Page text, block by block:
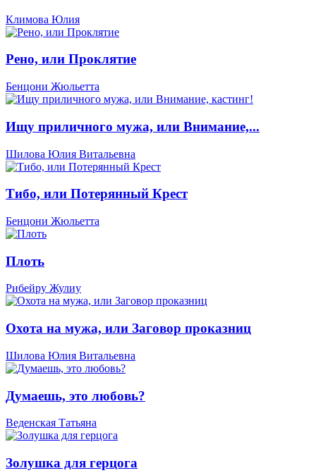
Климова Юлия
Рено, или Проклятие
Бенцони Жюльетта
Ищу приличного мужа, или Внимание,...
Шилова Юлия Витальевна
Тибо, или Потерянный Крест
Бенцони Жюльетта
Плоть
Рибейру Жулиу
Охота на мужа, или Заговор проказниц
Шилова Юлия Витальевна
Думаешь, это любовь?
Веденская Татьяна
Золушка для герцога